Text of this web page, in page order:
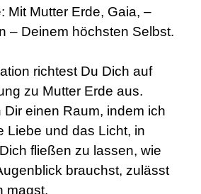
Mit Mutter Erde, Gaia, –
– Deinem höchsten Selbst.
richtest Du Dich auf
zu Mutter Erde aus.
Dir einen Raum, indem ich
Liebe und das Licht, in
fließen zu lassen, wie
brauchst, zulässt
magst.